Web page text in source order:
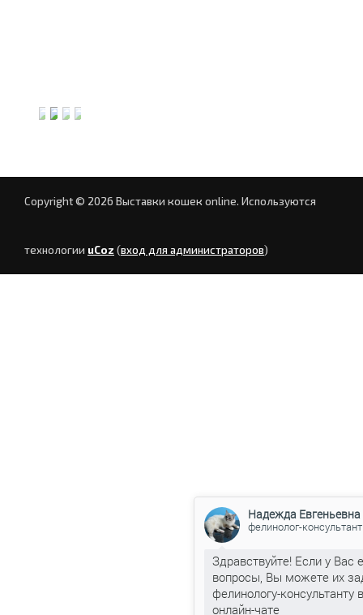
Copyright © 2026 Выставки кошек online. Используются
технологии uCoz (вход для администраторов)
Надежда Евгеньевна
фелинолог-консультант
Здравствуйте! Если у Вас
вопросы, Вы можете их
фелинологу-консультанту в
онлайн-чате